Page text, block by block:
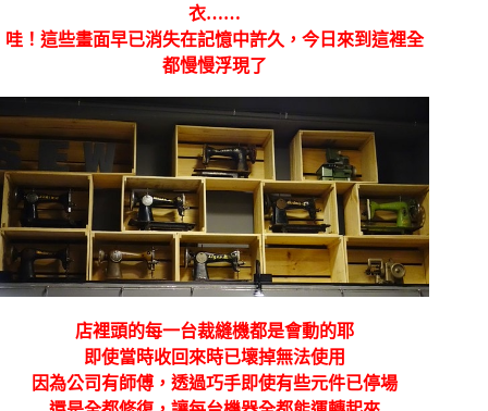
衣……
哇！這些畫面早已消失在記憶中許久，今日來到這裡全
都慢慢浮現了
店裡頭的每一台裁縫機都是會動的耶
即使當時收回來時已壞掉無法使用
因為公司有師傅，透過巧手即使有些元件已停場